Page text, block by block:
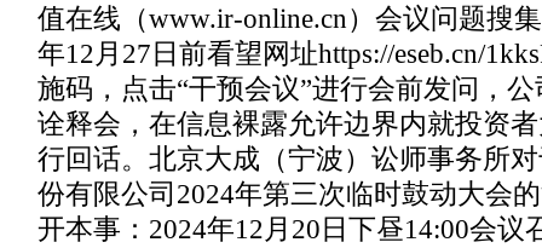
值在线（www.ir-online.cn）会议问题搜
年12月27日前看望网址https://eseb.cn/
施码，点击“干预会议”进行会前发问，
诠释会，在信息裸露允许边界内就投资
行回话。北京大成（宁波）讼师事务所
份有限公司2024年第三次临时鼓动大会
开本事：2024年12月20日下昼14:00会议